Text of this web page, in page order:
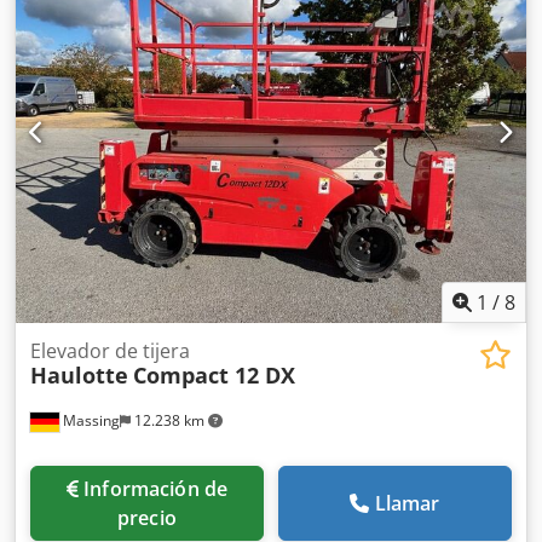
1 /8
Massing 12.238 km
Elevador de tijera
Haulotte Compact 12 DX
Información de
precio
Llamar